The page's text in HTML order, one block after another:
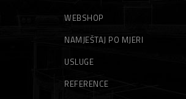
WEBSHOP
NAMJEŠTAJ PO MJERI
USLUGE
REFERENCE